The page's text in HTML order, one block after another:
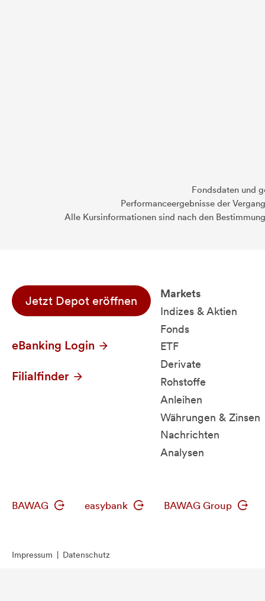
Fondsdaten und
Performanceergebnisse der
Alle Kursinformationen sind nach den
Jetzt Depot eröffnen
eBanking Login
Filialfinder
Markets
Indizes & Aktien
Fonds
ETF
Derivate
Rohstoffe
Anleihen
Währungen & Zinsen
Nachrichten
Analysen
BAWAG easybank BAWAG Group
Impressum Datenschutz